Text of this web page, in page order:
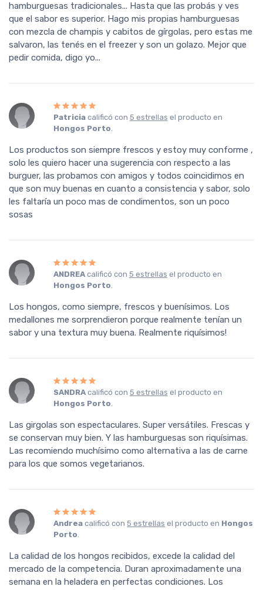
hamburguesas tradicionales... Hasta que las probás y ves
que el sabor es superior. Hago mis propias hamburguesas
con mezcla de champis y cabitos de gírgolas, pero estas me
salvaron, las tenés en el freezer y son un golazo. Mejor que
pedir comida, digo yo...
Patriciacalificó con 5 estrellas el producto en
Hongos Porto.
Los productos son siempre frescos y estoy muy conforme ,
solo les quiero hacer una sugerencia con respecto a las
burguer, las probamos con amigos y todos coincidimos en
que son muy buenas en cuanto a consistencia y sabor, solo
les faltaría un poco mas de condimentos, son un poco
sosas
ANDREAcalificó con 5 estrellas el producto en
Hongos Porto.
Los hongos, como siempre, frescos y buenísimos. Los
medallones me sorprendieron porque realmente tenían un
sabor y una textura muy buena. Realmente riquísimos!
SANDRAcalificó con 5 estrellas el producto en
Hongos Porto.
Las girgolas son espectaculares. Super versátiles. Frescas y
se conservan muy bien. Y las hamburguesas son riquísimas.
Las recomiendo muchísimo como alternativa a las de carne
para los que somos vegetarianos.
Andrea calificó con5 estrellas el producto en Hongos
Porto.
La calidad de los hongos recibidos, excede la calidad del
mercado de la competencia. Duran aproximadamente una
semana en la heladera en perfectas condiciones. Los